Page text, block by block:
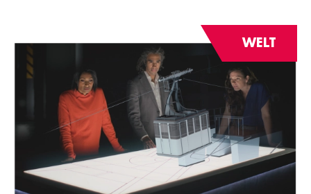
WELT